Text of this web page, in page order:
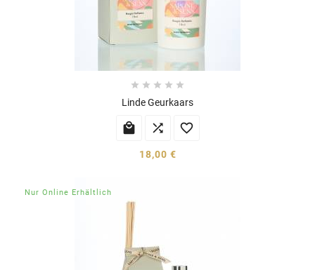
    
Linde Geurkaars
  
18,00 €
Nur Online Erhältlich